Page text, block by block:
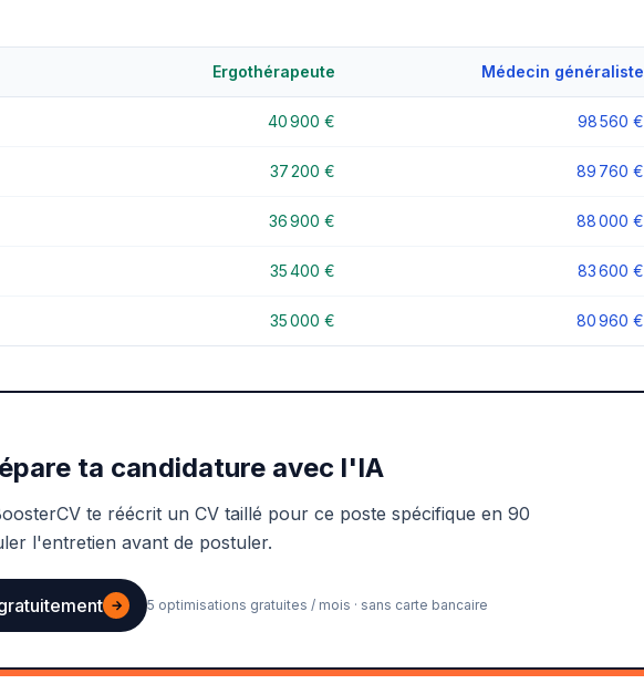
Ergothérapeute Médecin généraliste
40 900 € 98 560 €
37 200 € 89 760 €
36 900 € 88 000 €
35 400 € 83 600 €
35 000 € 80 960 €
ta candidature avec l'IA
te réécrit un CV taillé pour ce poste spécifique en 90
l'entretien avant de postuler.
→ 5 optimisations gratuites / mois · sans carte bancaire